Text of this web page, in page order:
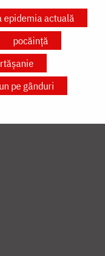
actuală
pocăință
pe gânduri